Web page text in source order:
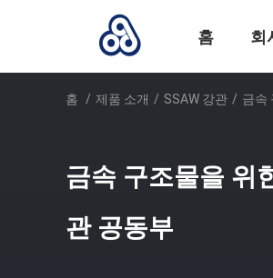
홈 회
홈 / 제품 소개 / SSAW 강관 / 금속
금속 구조물을 위
관 공동부